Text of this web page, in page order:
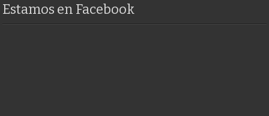
Estamos en Facebook